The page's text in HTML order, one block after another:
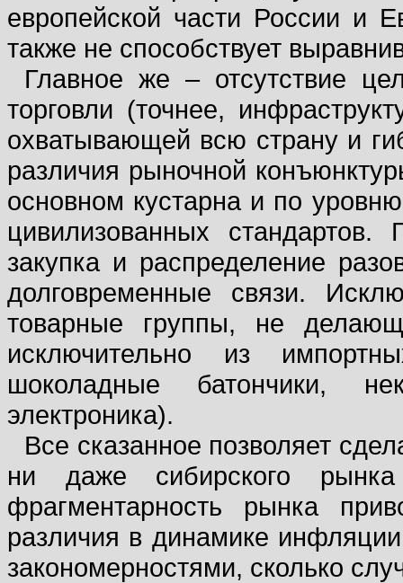
европейской части России и
также не способствует
Главное же – отсутствие
торговли (точнее,
охватывающей всю страну и
различия рыночной
основном кустарна и по
цивилизованных
закупка и распределение
долговременные связи.
товарные группы, не
исключительно из
шоколадные батончики,
электроника).
Все сказанное позволяет
ни даже сибирского
фрагментарность рынка
различия в динамике
закономерностями, сколько